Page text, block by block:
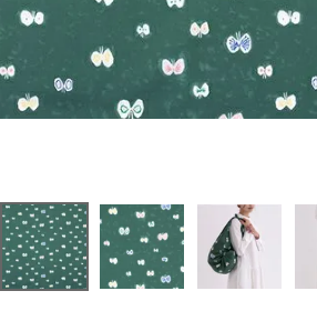
男性向けギフト
ギフトラッピング
ハレ包み
リバーシブル
着物用